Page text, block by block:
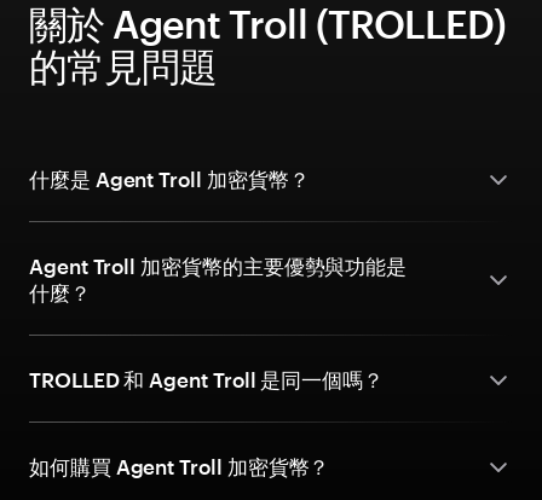
關於 Agent Troll (TROLLED)
的常見問題
什麼是 Agent Troll 加密貨幣？
Agent Troll 加密貨幣的主要優勢與功能是
什麼？
TROLLED 和 Agent Troll 是同一個嗎？
如何購買 Agent Troll 加密貨幣？